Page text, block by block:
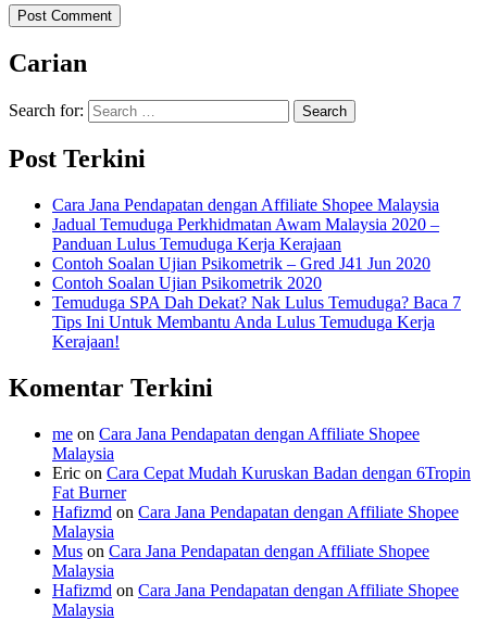
Carian
Search for:
Post Terkini
Cara Jana Pendapatan dengan Affiliate Shopee Malaysia
Jadual Temuduga Perkhidmatan Awam Malaysia 2020 –
Panduan Lulus Temuduga Kerja Kerajaan
Contoh Soalan Ujian Psikometrik – Gred J41 Jun 2020
Contoh Soalan Ujian Psikometrik 2020
Temuduga SPA Dah Dekat? Nak Lulus Temuduga? Baca 7
Tips Ini Untuk Membantu Anda Lulus Temuduga Kerja
Kerajaan!
Komentar Terkini
me on Cara Jana Pendapatan dengan Affiliate Shopee
Malaysia
Eric on Cara Cepat Mudah Kuruskan Badan dengan 6Tropin
Fat Burner
Hafizmd on Cara Jana Pendapatan dengan Affiliate Shopee
Malaysia
Mus on Cara Jana Pendapatan dengan Affiliate Shopee
Malaysia
Hafizmd on Cara Jana Pendapatan dengan Affiliate Shopee
Malaysia